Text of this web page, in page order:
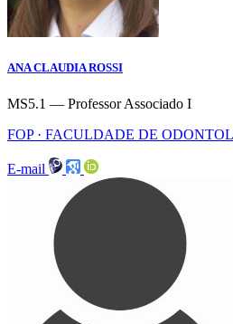
ANA CLAUDIA ROSSI
MS5.1 — Professor Associado I
FOP · FACULDADE DE
E-mail